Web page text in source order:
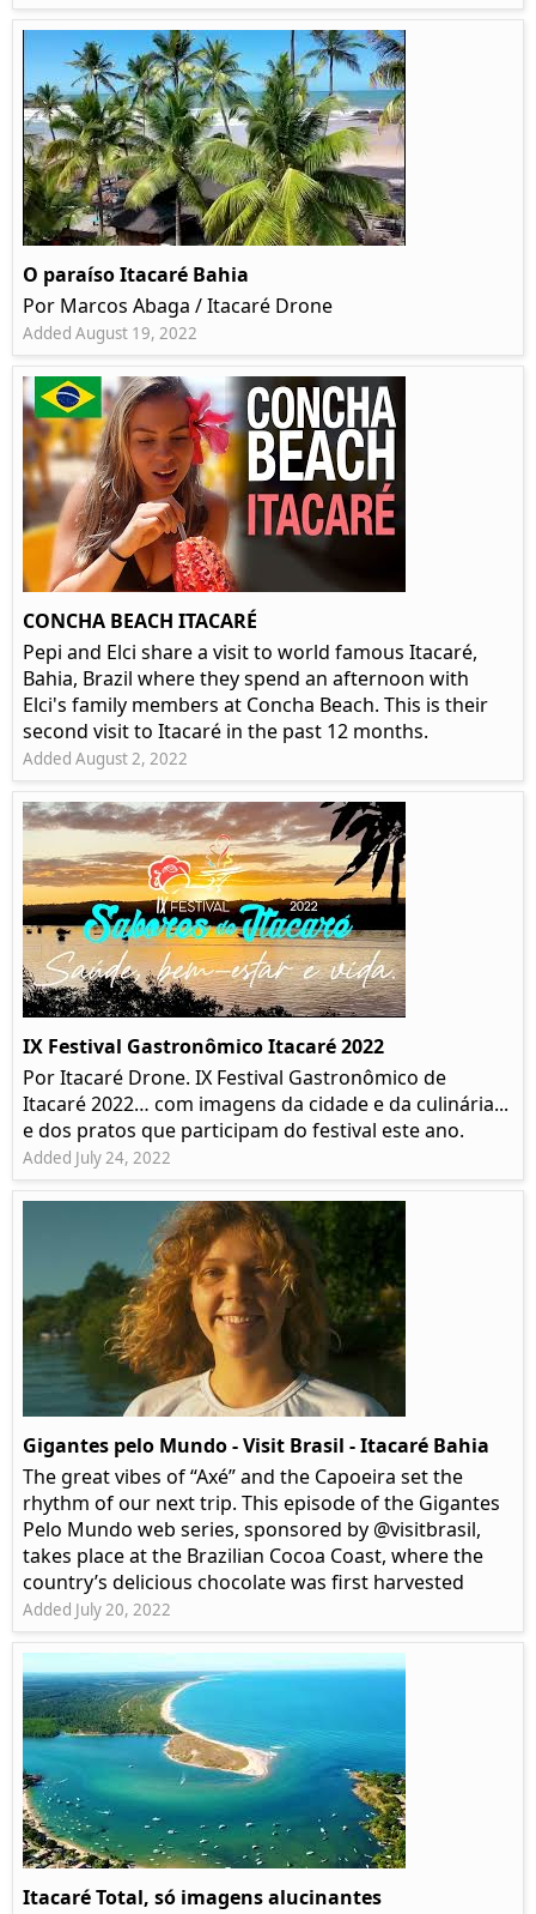
O paraíso Itacaré Bahia
Por Marcos Abaga / Itacaré Drone
Added August 19, 2022
CONCHA BEACH ITACARÉ
Pepi and Elci share a visit to world famous Itacaré,
Bahia, Brazil where they spend an afternoon with
Elci's family members at Concha Beach. This is their
second visit to Itacaré in the past 12 months.
Added August 2, 2022
IX Festival Gastronômico Itacaré 2022
Por Itacaré Drone. IX Festival Gastronômico de
Itacaré 2022… com imagens da cidade e da culinária...
e dos pratos que participam do festival este ano.
Added July 24, 2022
Gigantes pelo Mundo - Visit Brasil - Itacaré Bahia
The great vibes of “Axé” and the Capoeira set the
rhythm of our next trip. This episode of the Gigantes
Pelo Mundo web series, sponsored by @visitbrasil,
takes place at the Brazilian Cocoa Coast, where the
country’s delicious chocolate was first harvested
Added July 20, 2022
Itacaré Total, só imagens alucinantes